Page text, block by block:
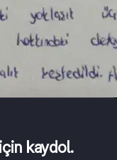
kaydol.